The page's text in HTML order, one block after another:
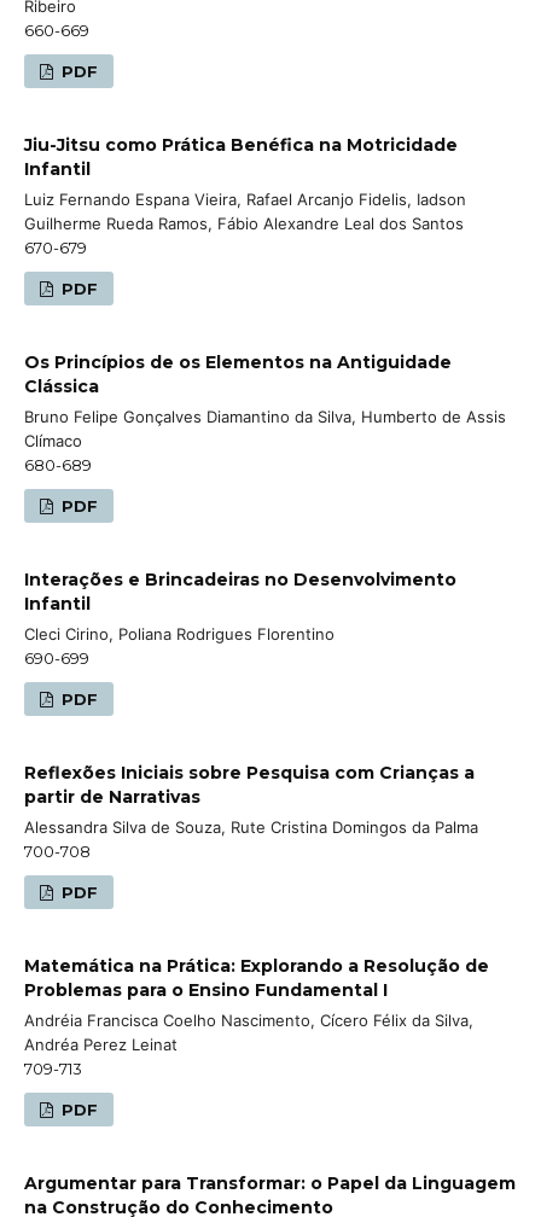
Ribeiro
660-669
PDF
Jiu-Jitsu como Prática Benéfica na Motricidade
Infantil
Luiz Fernando Espana Vieira, Rafael Arcanjo Fidelis, Iadson
Guilherme Rueda Ramos, Fábio Alexandre Leal dos Santos
670-679
PDF
Os Princípios de os Elementos na Antiguidade
Clássica
Bruno Felipe Gonçalves Diamantino da Silva, Humberto de Assis
Clímaco
680-689
PDF
Interações e Brincadeiras no Desenvolvimento
Infantil
Cleci Cirino, Poliana Rodrigues Florentino
690-699
PDF
Reflexões Iniciais sobre Pesquisa com Crianças a
partir de Narrativas
Alessandra Silva de Souza, Rute Cristina Domingos da Palma
700-708
PDF
Matemática na Prática: Explorando a Resolução de
Problemas para o Ensino Fundamental I
Andréia Francisca Coelho Nascimento, Cícero Félix da Silva,
Andréa Perez Leinat
709-713
PDF
Argumentar para Transformar: o Papel da Linguagem
na Construção do Conhecimento